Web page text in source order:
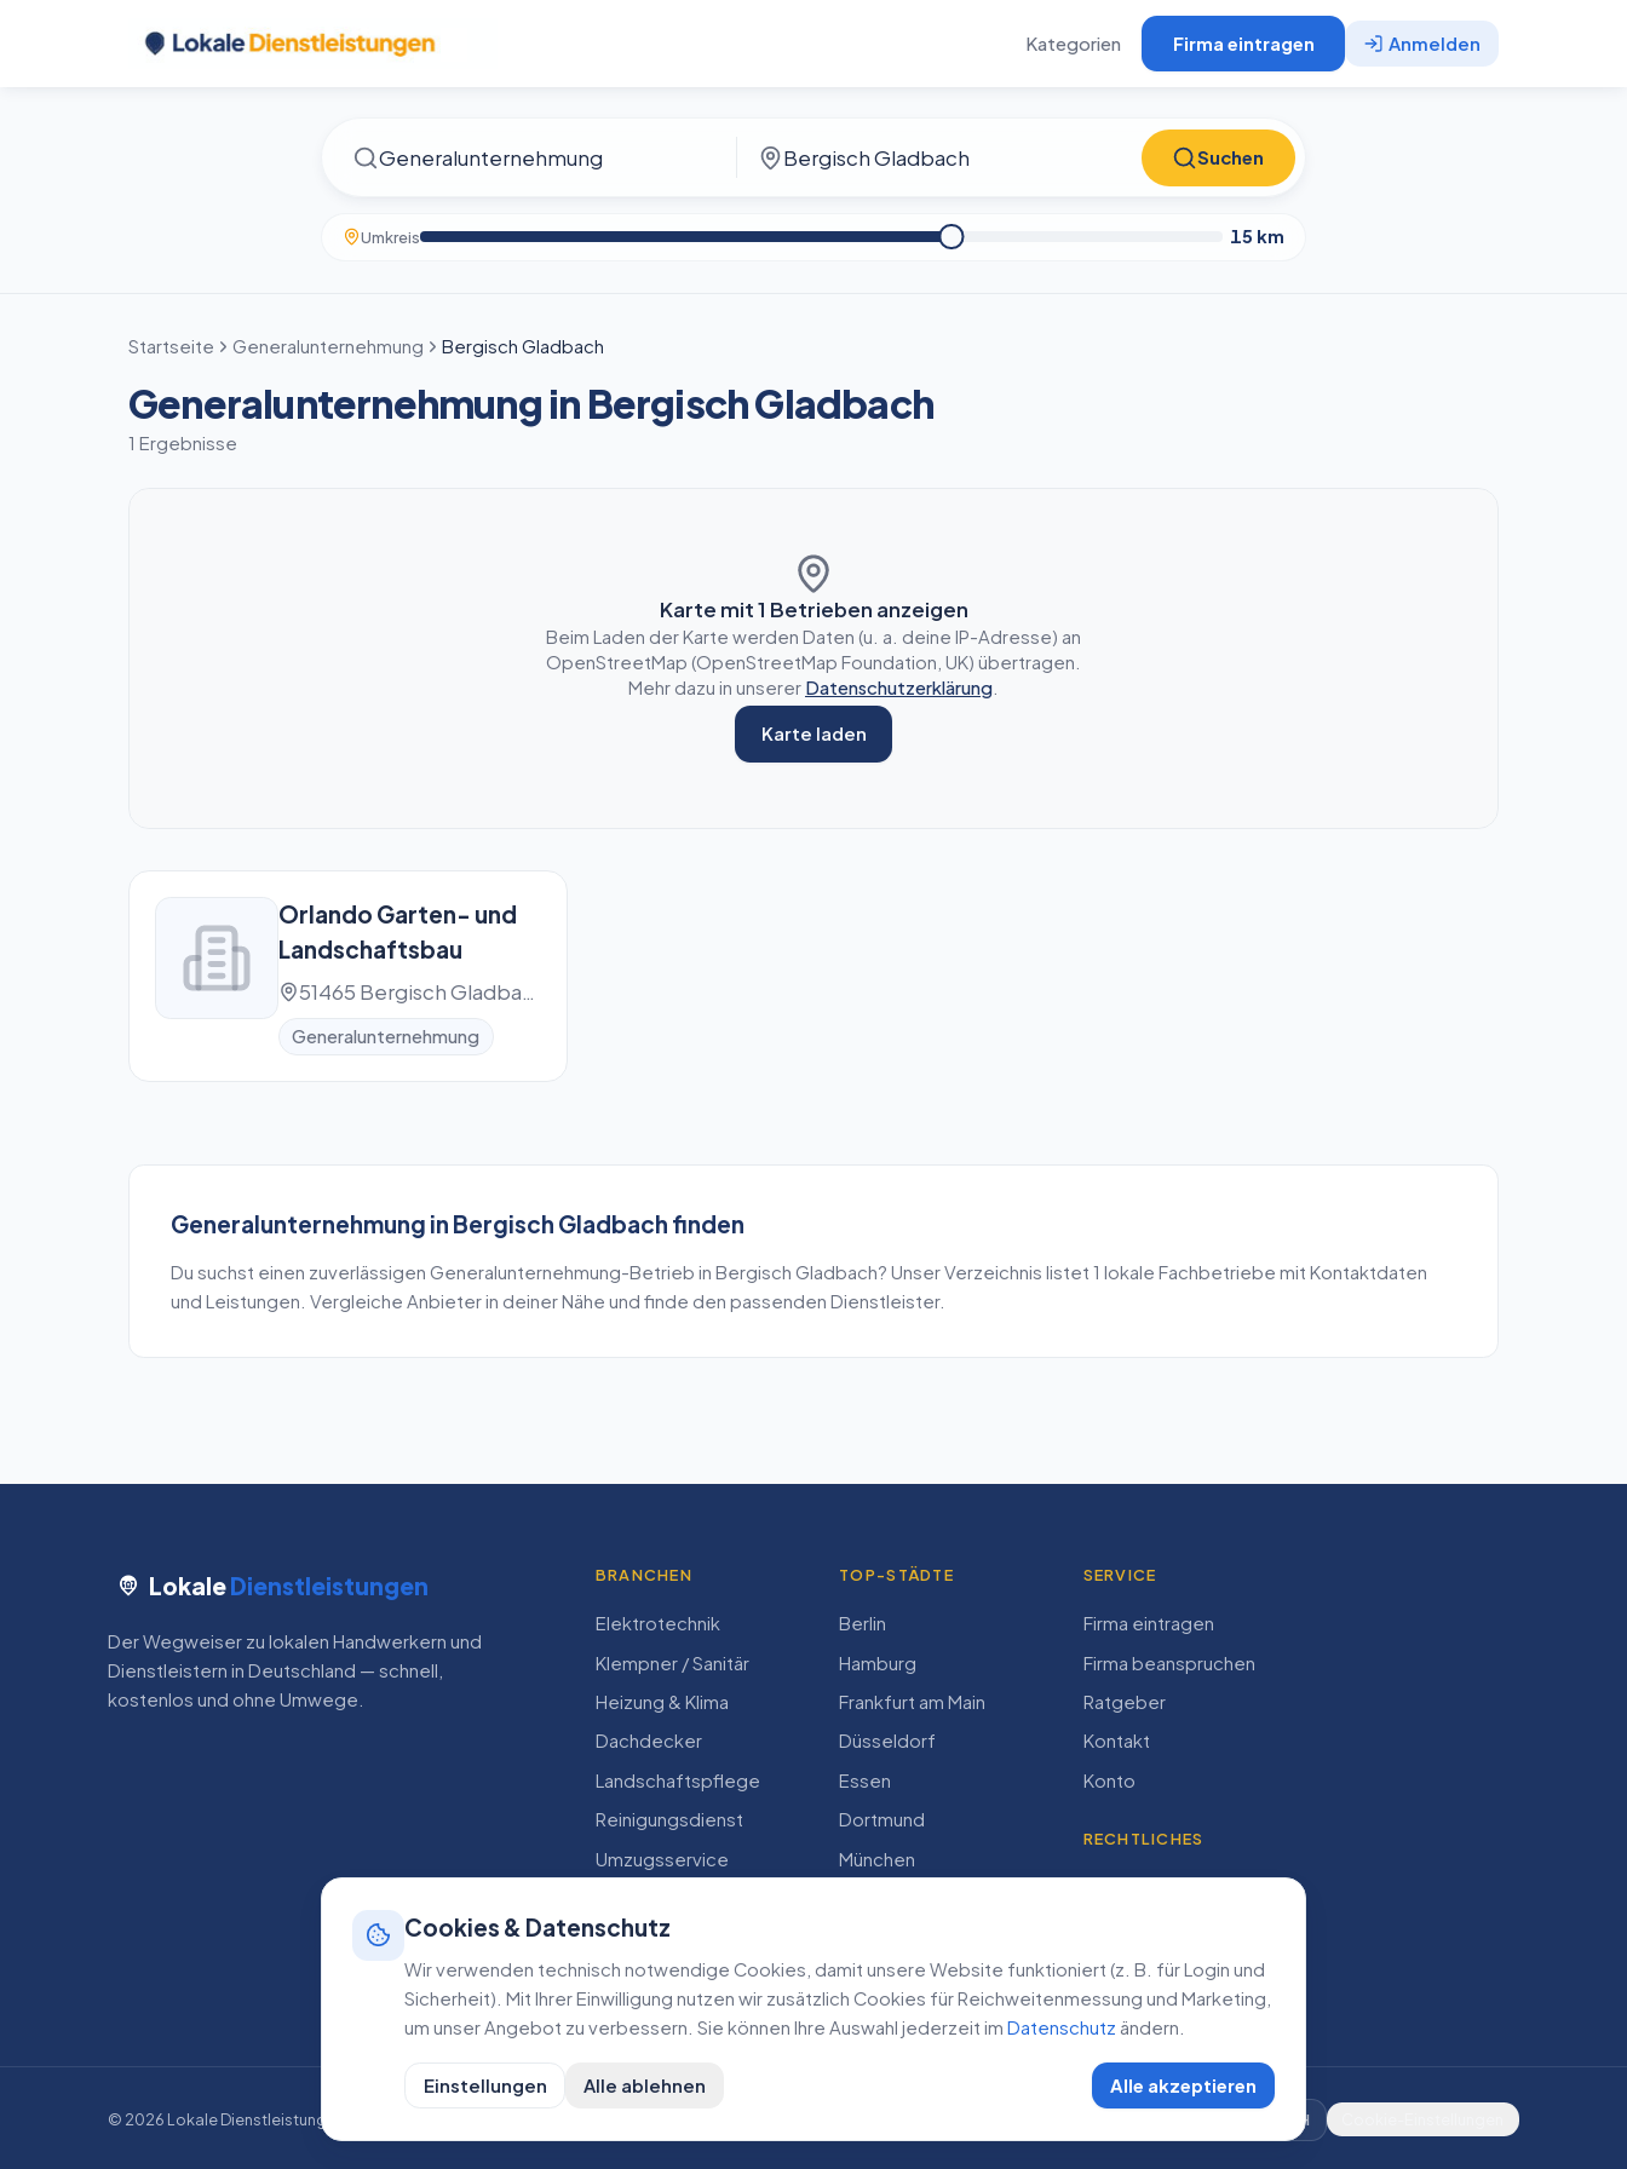
Kategorien Firma eintragen Anmelden
Suchen
Umkreis 15 km
Startseite Generalunternehmung Bergisch Gladbach
Generalunternehmung in Bergisch Gladbach
1 Ergebnisse
Karte mit1 Betrieben anzeigen
Beim Laden der Karte werden Daten (u. a. deine IP-Adresse) an
OpenStreetMap (OpenStreetMap Foundation, UK) übertragen.
Mehr dazu in unserer Datenschutzerklärung
Karte laden
Orlando Garten- und
Landschaftsbau
51465 Bergisch Gladbach
Generalunternehmung
Generalunternehmung in Bergisch Gladbach finden
Du suchst einen zuverlässigen Generalunternehmung-Betrieb in Bergisch Gladbach? Unser Verzeichnis listet 1 lokale Fachbetriebe mit Kontaktdaten
und Leistungen. Vergleiche Anbieter in deiner Nähe und finde den passenden Dienstleister.
LokaleDienstleistungen
Der Wegweiser zu lokalen Handwerkern und
Dienstleistern in Deutschland — schnell,
kostenlos und ohne Umwege.
BRANCHEN
Elektrotechnik
Klempner / Sanitär
Heizung & Klima
Dachdecker
Landschaftspflege
Reinigungsdienst
Umzugsservice
TOP-STÄDTE
Berlin
Hamburg
Frankfurt am Main
Düsseldorf
Essen
Dortmund
München
SERVICE
Firma eintragen
Firma beanspruchen
Ratgeber
Kontakt
Konto
RECHTLICHES
AGB
© 2026 Lokale Dienstleistungen. Alle Rechte vorbehalten. CH
Cookies & Datenschutz
Wir verwenden technisch notwendige Cookies, damit unsere Website funktioniert (z. B. für Login und
Sicherheit). Mit Ihrer Einwilligung nutzen wir zusätzlich Cookies für Reichweiten­messung und Marketing,
um unser Angebot zu verbessern. Sie können Ihre Auswahl jederzeit im Datenschutz ändern.
Einstellungen Alle ablehnen Alle akzeptieren